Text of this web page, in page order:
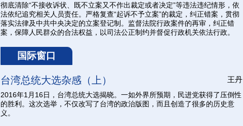
彻底清除“不接收诉状、既不立案又不作出裁定或者决定”等违法违纪情形，依
法依纪追究相关人员责任。严格复查“起诉不予立案”的裁定，纠正错案，贯彻
落实法律及中共中央决定的立案登记制。监督法院行政案件的再审，纠正错
案，保障人民群众的合法权益，以司法公正制约并督促行政机关依法行政。
国际窗口
王丹
台湾总统大选杂感（上）
2016年1月16日，台湾总统大选揭晓。一如外界所预期，民进党获得了压倒性
的胜利。这次选举，不仅改写了台湾的政治版图，而且创造了很多的历史意
义。